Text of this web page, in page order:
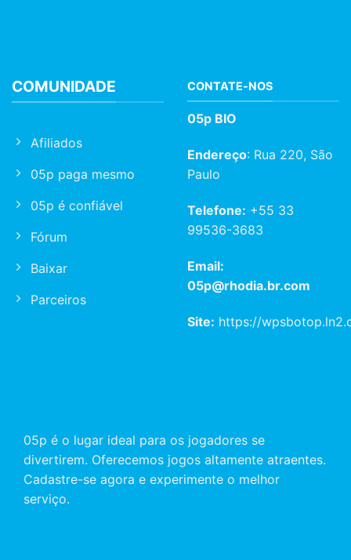
COMUNIDADE
Afiliados
05p paga mesmo
05p é confiável
Fórum
Baixar
Parceiros
CONTATE-NOS
05p BIO
Endereço: Rua 220, São
Paulo
Telefone: +55 33
99536-3683
Email:
05p@rhodia.br.com
Site: https://
05p é o lugar ideal para os jogadores se
divertirem. Oferecemos jogos altamente atraentes.
Cadastre-se agora e experimente o melhor
serviço.